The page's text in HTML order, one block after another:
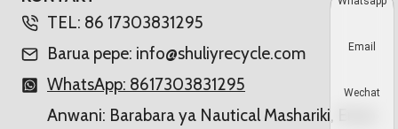
TEL: 86 17303831295
Barua pepe: info@shuliyrecycle.com
WhatsApp: 8617303831295
Anwani: Barabara ya Nautical Mashariki, Eneo
Email
Wechat